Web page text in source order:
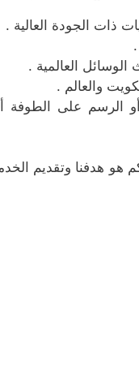
ذات الجودة العالية .
العالمية .
والعالم .
الرسم على الطوفة
هدفنا وتقديم الخدمة